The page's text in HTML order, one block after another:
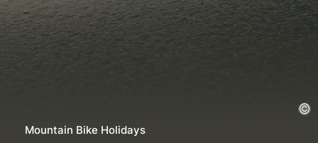
Mountain Bike Holidays